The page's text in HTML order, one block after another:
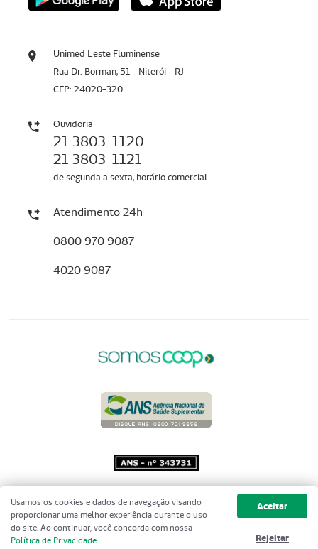
Unimed Leste Fluminense
Rua Dr. Borman, 51 - Niterói - RJ
CEP: 24020-320
Ouvidoria
21 3803-1120
21 3803-1121
de segunda a sexta, horário comercial
Atendimento 24h
0800 970 9087
4020 9087
Copyright 2001 - 2026 Unimed do
Brasil - Todos os direitos reservados
Usamos os cookies e dados de navegação visando
proporcionar uma melhor experiência durante o uso
do site. Ao continuar, você concorda com nossa
Política de Privacidade.
Aceitar
Rejeitar